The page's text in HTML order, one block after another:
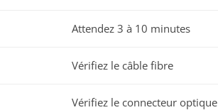
Attendez 3 à 10 minutes
Vérifiez le câble fibre
Vérifiez le connecteur optique